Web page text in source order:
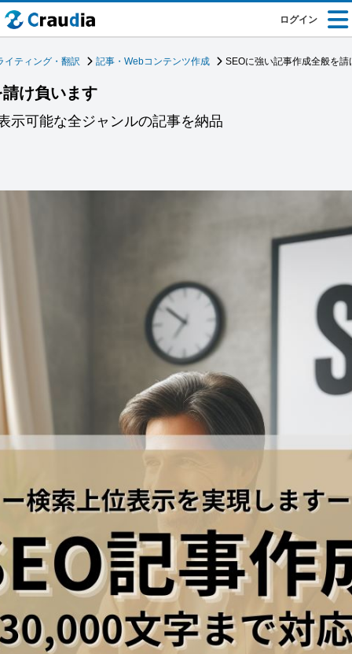
ログイン
イティング・翻訳 記事・Webコンテンツ作成 SEOに強い記事作成全般を請
け負います
示可能な全ジャンルの記事を納品